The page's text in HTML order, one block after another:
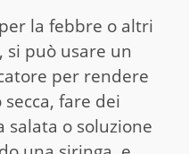
la febbre o altri
può usare un
per rendere
fare dei
salata o soluzione